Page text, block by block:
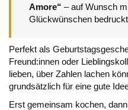
Amore“ – auf Wunsch
Glückwünschen bedruckt
Perfekt als
Freund:innen oder
lieben, über Zahlen lachen
grundsätzlich für eine gute
Erst gemeinsam kochen,